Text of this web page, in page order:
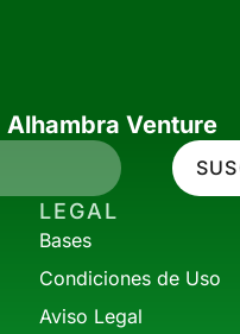
Alhambra Venture
LEGAL
Bases
Condiciones de Uso
Aviso Legal